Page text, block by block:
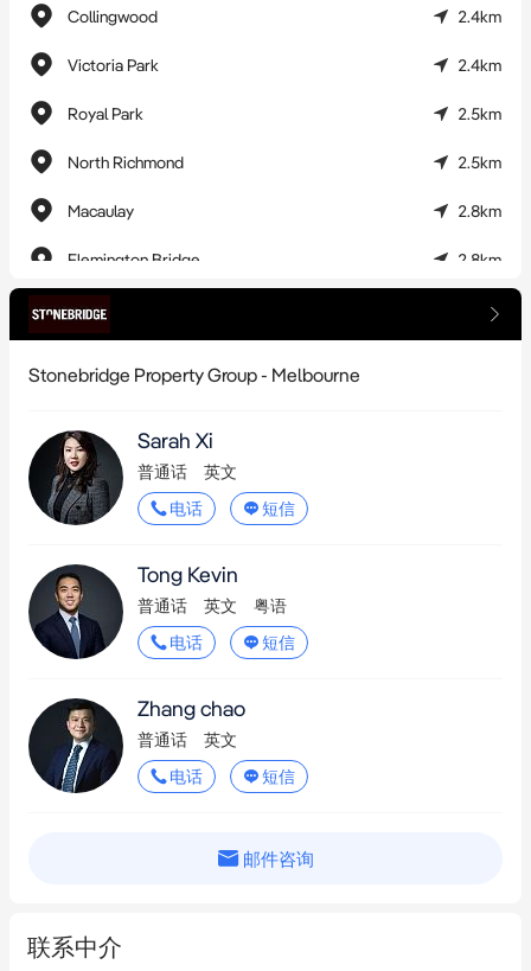
Collingwood 2.4km
Victoria Park 2.4km
Royal Park 2.5km
North Richmond 2.5km
Macaulay 2.8km
Flemington Bridge 2.8km
Jewell 2.9km
Stonebridge Property Group - Melbourne
Sarah Xi
普通话
英文
电话
短信
Tong Kevin
普通话 英文
粤语
电话
短信
Zhang chao
普通话
英文
电话
短信
邮件咨询
联系中介